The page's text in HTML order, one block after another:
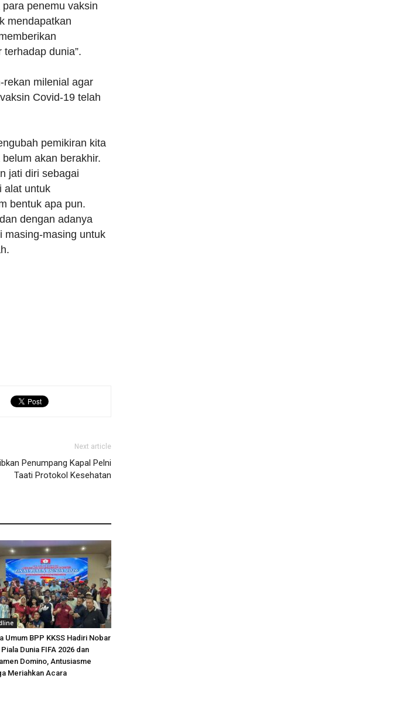
penemu vaksin
mendapatkan
dunia”.
rekan milenial agar
Covid-19 telah
pemikiran kita
akan berakhir.
jati diri sebagai
alat untuk
bentuk apa pun.
dengan adanya
masing-masing untuk
Next article
Penumpang Kapal Pelni
Taati Protokol Kesehatan
Umum BPP KKSS Hadiri Nobar
Piala Dunia FIFA 2026 dan
Domino, Antusiasme
Meriahkan Acara